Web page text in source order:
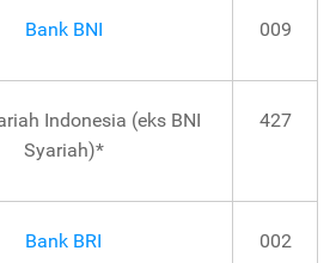
Bank BNI 009
Indonesia (eks BNI
Syariah)*
427
Bank BRI 002